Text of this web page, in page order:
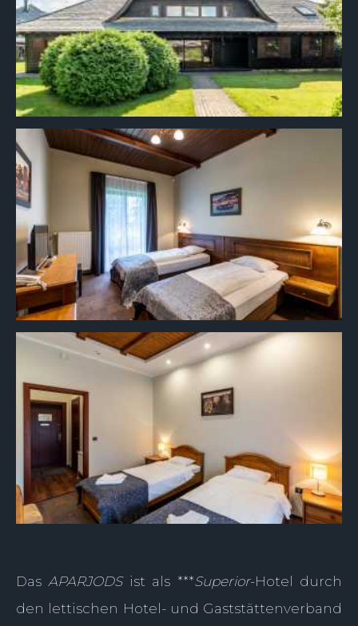
Das APARJODSist als ***Superior-Hotel durch
den lettischen Hotel- und Gaststättenverband